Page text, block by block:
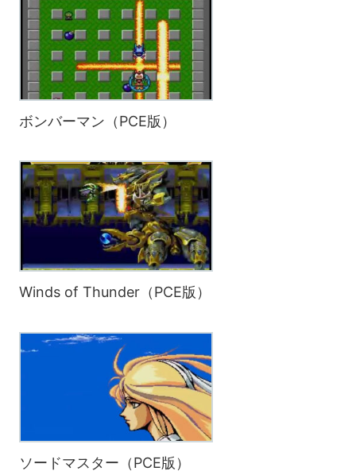
ボンバーマン（PCE版）
Winds of Thunder（PCE版）
ソードマスター（PCE版）